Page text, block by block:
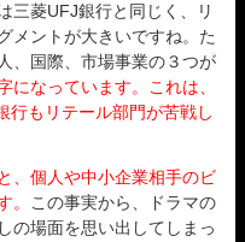
三菱UFJ銀行と同じく、リ
メントが大きいですね。た
、国際、市場事業の３つが
になっています。これは、
行もリテール部門が苦戦し
、個人や中小企業相手のビ
。
この事実から、ドラマの
の場面を思い出してしまっ